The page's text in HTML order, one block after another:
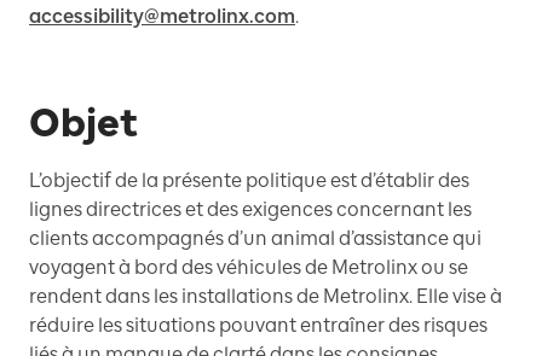
accessibility@metrolinx.com.
Objet
L’objectif de la présente politique est d’établir des
lignes directrices et des exigences concernant les
clients accompagnés d’un animal d’assistance qui
voyagent à bord des véhicules de Metrolinx ou se
rendent dans les installations de Metrolinx. Elle vise à
réduire les situations pouvant entraîner des risques